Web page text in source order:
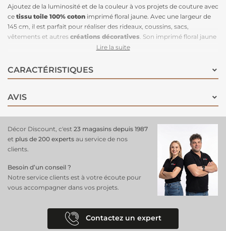
Ajoutez de la luminosité et de la couleur à vos projets de couture avec
ce tissu toile 100% coton imprimé floral jaune. Avec une largeur de
145 cm, il est parfait pour réaliser des rideaux, coussins, sacs,
vêtements et autres créations décoratives . Son imprimé floral jaune
apporte une touche de fraîcheur et de vitalité, tout en restant élégant
cherchent à insuffler un vent de printemps à leur décoration ou leur
garde-robe.
Lire la suite
CARACTÉRISTIQUES
AVIS
Décor Discount, c'est 23 magasins depuis 1987
et plus de 200 experts au service de nos
clients.
Besoin d’un conseil ?
Notre service clients est à votre écoute pour
vous accompagner dans vos projets.
Contactez un expert